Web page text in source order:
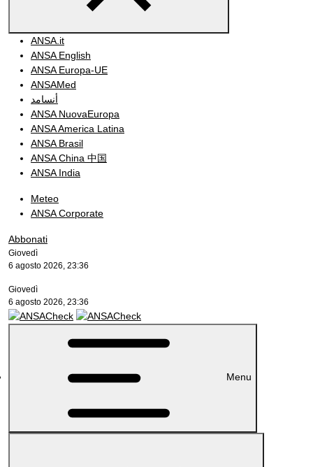
ANSA.it
ANSA English
ANSA Europa-UE
ANSAMed
أنسامد
ANSA NuovaEuropa
ANSA America Latina
ANSA Brasil
ANSA China 中国
ANSA India
Meteo
ANSA Corporate
Abbonati
Giovedì
6 agosto 2026, 23:36
Giovedì
6 agosto 2026, 23:36
Menu